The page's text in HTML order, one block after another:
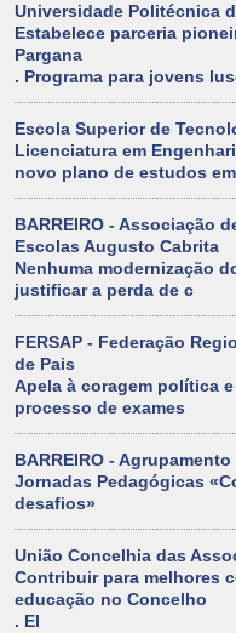
Universidade Politécnica
Estabelece parceria
Pargana
. Programa para jovens
Escola Superior de
Licenciatura em
novo plano de estudos
BARREIRO - Associação
Escolas Augusto Cabrita
Nenhuma modernização
justificar a perda de c
FERSAP - Federação
de Pais
Apela à coragem política
processo de exames
BARREIRO -
Jornadas Pedagógicas
desafios»
União Concelhia das
Contribuir para melhores
educação no Concelho
. El